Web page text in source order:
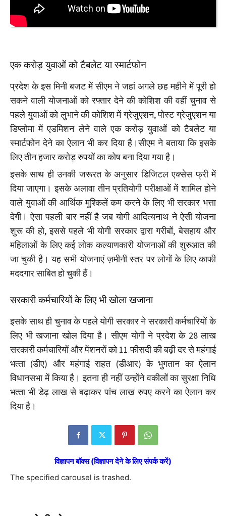
एक करोड़ युवाओं को टैबलेट या स्‍मार्टफोन
प्रदेश के इस मिनी बजट में सीएम ने जहां अगले छह महीने में पूरी हो
सकने वाली योजनाओं को रफ्तार देने की कोशिश की वहीं चुनाव से
पहले युवाओं को लुभाने की कोशिश में ग्रेजुएशन, पोस्‍ट ग्रेजुएशन या
डिप्‍लोमा में एडमिशन लेने वाले एक करोड़ युवाओं को टैबलेट या
स्‍मार्टफोन देने का ऐलान भी कर दिया है।सीएम ने बताया कि इसके
लिए तीन हजार करोड़ रुपयों का कोष बना दिया गया है।
इसके साथ ही उनकी जरूरत के अनुसार डिजिटल एक्सेस फ्री में
दिया जाएगा। इसके अलावा तीन प्रतियोगी परीक्षाओं में शामिल होने
वाले युवाओं की आर्थिक मुश्किलें कम करने के लिए भी सरकार भत्ता
देगी। ऐसा पहली बार नहीं है जब योगी आदित्यनाथ ने ऐसी योजना
शुरू की हो, इससे पहले भी योगी सरकार द्वारा गरीबों, बेसहाय और
महिलाओं के लिए कई लोक कल्याणकारी योजनाओं की शुरुआत की
जा चुकी है। यह सभी योजनाएं ज़मीनी स्तर पर लोगों के लिए काफी
मददगार साबित हो चुकी हैं।
सरकारी कर्मचारियों के लिए भी खोला खजाना
इसके साथ ही चुनाव के पहले योगी सरकार ने सरकारी कर्मचारियों के
लिए भी खजाना खोल दिया है। सीएम योगी ने प्रदेश के 28 लाख
सरकारी कर्मचारियों और पेंशनरों को 11 फीसदी की बढ़ी दर से महंगाई
भत्‍ता (डीए) और महंगाई राहत (डीआर) के भुगतान का ऐलान
विधानसभा में किया है। इतना ही नहीं उन्होंने वकीलों का सुरक्षा निधि
भत्‍ता भी डेढ़ लाख से बढ़ाकर पांच लाख रुपए करने का ऐलान कर
दिया है।
विज्ञापन बॉक्स (विज्ञापन देने के लिए संपर्क करें)
The specified carousel is trashed.